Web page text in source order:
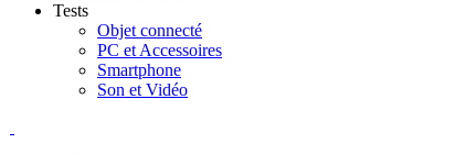
Tests
Objet connecté
PC et Accessoires
Smartphone
Son et Vidéo